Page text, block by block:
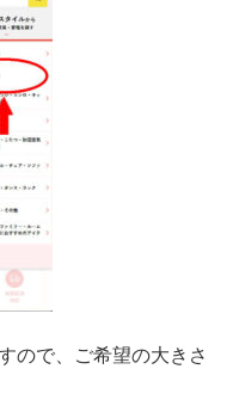
ので、ご希望の大きさ